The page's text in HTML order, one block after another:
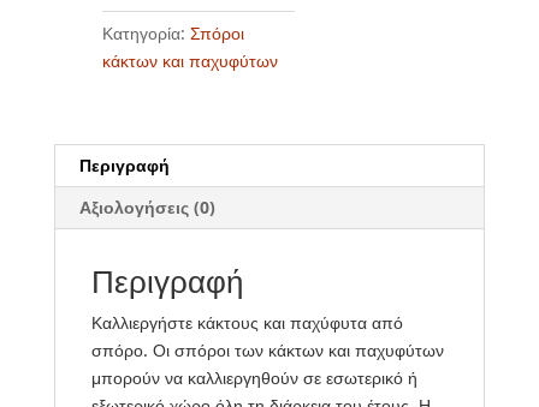
ποσότητα
Κατηγορία: Σπόροι
κάκτων και παχυφύτων
Περιγραφή
Αξιολογήσεις (0)
Περιγραφή
Καλλιεργήστε κάκτους και παχύφυτα από
σπόρο. Οι σπόροι των κάκτων και παχυφύτων
μπορούν να καλλιεργηθούν σε εσωτερικό ή